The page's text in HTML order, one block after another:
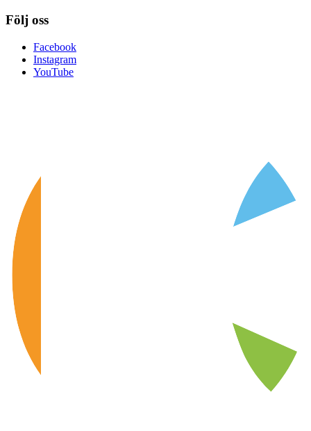
Följ oss
Facebook
Instagram
YouTube